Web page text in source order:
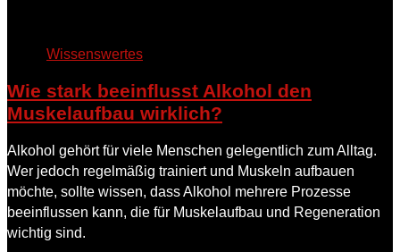
Wissenswertes
Wie stark beeinflusst Alkohol den
Muskelaufbau wirklich?
Alkohol gehört für viele Menschen gelegentlich zum Alltag.
Wer jedoch regelmäßig trainiert und Muskeln aufbauen
möchte, sollte wissen, dass Alkohol mehrere Prozesse
beeinflussen kann, die für Muskelaufbau und Regeneration
wichtig sind.